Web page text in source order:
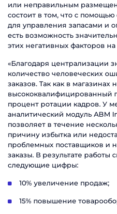
или неправильным
состоит в том, что с
для управления запасами и
есть возможность
этих негативных факторов
«Благодаря централизации
количество человеческих
заказов. Так как в магазинах
высококвалифицированный
процент ротации кадров. У
аналитический модуль ABM
позволяет в течение
причину избытка или
проблемных поставщиков и
заказы. В результате
следующие цифры:
10% увеличение продаж;
15% повышение